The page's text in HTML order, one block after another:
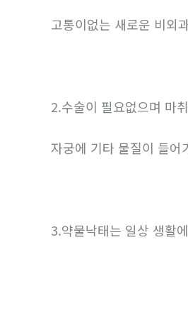
고통이없는 새로운 비외
2.수술이 필요없으며 마
자궁에 기타 물질이 들어
3.약물낙태는 일상 생활